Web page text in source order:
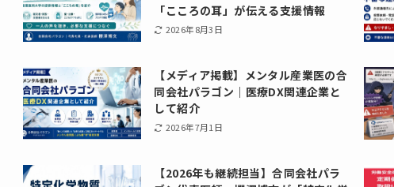
「こころの耳」が伝える支援情報
2026年8月3日
【メディア掲載】メンタル産業医の合
同会社パラゴン｜医療DX関連企業と
して紹介
2026年7月1日
【2026年も継続担当】合同会社パラ